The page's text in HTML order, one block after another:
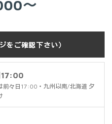
～
をご確認下さい）
17:00
前々日17:00・九州以南/北海道 夕